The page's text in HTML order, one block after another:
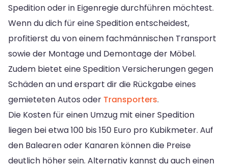
Spedition oder in Eigenregie durchführen möchtest.
Wenn du dich für eine Spedition entscheidest,
profitierst du von einem fachmännischen Transport
sowie der Montage und Demontage der Möbel.
Zudem bietet eine Spedition Versicherungen gegen
Schäden an und erspart dir die Rückgabe eines
gemieteten Autos oder Transporters.
Die Kosten für einen Umzug mit einer Spedition
liegen bei etwa 100 bis 150 Euro pro Kubikmeter. Auf
den Balearen oder Kanaren können die Preise
deutlich höher sein. Alternativ kannst du auch einen